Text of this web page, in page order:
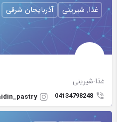
غذا-شیرینی
04134798248
غذا, شیرینی آذربایجان شرقی